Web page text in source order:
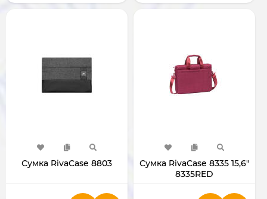
Сумка RivaCase 8803
Сумка RivaCase 8335 15,6"
8335RED